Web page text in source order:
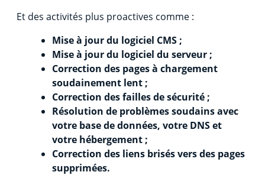
Et des activités plus proactives comme :
Mise à jour du logiciel CMS ;
Mise à jour du logiciel du serveur ;
Correction des pages à chargement
soudainement lent ;
Correction des failles de sécurité ;
Résolution de problèmes soudains avec
votre base de données, votre DNS et
votre hébergement ;
Correction des liens brisés vers des pages
supprimées.